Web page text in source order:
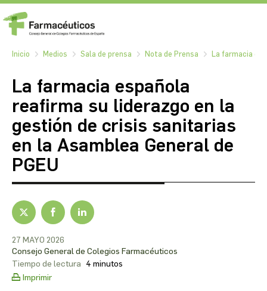
Inicio Medios Sala de prensa Nota de Prensa La farmacia
La farmacia española
reafirma su liderazgo en la
gestión de crisis sanitarias
en la Asamblea General de
PGEU
27 MAYO 2026
Consejo General de Colegios Farmacéuticos
Tiempo de lectura 4 minutos
Imprimir